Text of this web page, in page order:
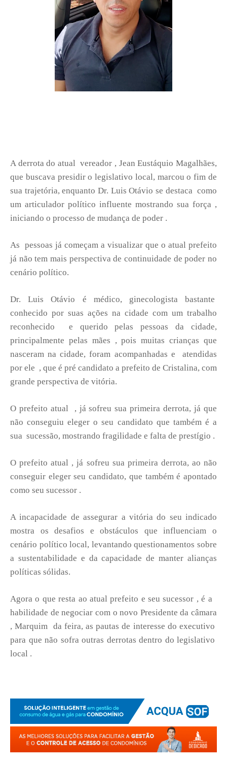
A derrota do atual vereador , Jean Eustáquio Magalhães,
que buscava presidir o legislativo local, marcou o fim de
sua trajetória, enquanto Dr. Luis Otávio se destaca como
um articulador político influente mostrando sua força ,
iniciando o processo de mudança de poder .
As pessoas já começam a visualizar que o atual prefeito
já não tem mais perspectiva de continuidade de poder no
cenário político.
Dr. Luis Otávio é médico, ginecologista bastante
conhecido por suas ações na cidade com um trabalho
reconhecido e querido pelas pessoas da cidade,
principalmente pelas mães , pois muitas crianças que
nasceram na cidade, foram acompanhadas e atendidas
por ele , que é pré candidato a prefeito de Cristalina, com
grande perspectiva de vitória.
O prefeito atual , já sofreu sua primeira derrota, já que
não conseguiu eleger o seu candidato que também é a
sua sucessão, mostrando fragilidade e falta de prestígio .
O prefeito atual , já sofreu sua primeira derrota, ao não
conseguir eleger seu candidato, que também é apontado
como seu sucessor .
A incapacidade de assegurar a vitória do seu indicado
mostra os desafios e obstáculos que influenciam o
cenário político local, levantando questionamentos sobre
a sustentabilidade e da capacidade de manter alianças
políticas sólidas.
Agora o que resta ao atual prefeito e seu sucessor , é a
habilidade de negociar com o novo Presidente da câmara
, Marquim da feira, as pautas de interesse do executivo
para que não sofra outras derrotas dentro do legislativo
local .